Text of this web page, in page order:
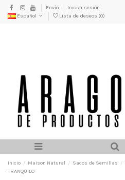
Envío
Iniciar sesión
Español
Lista de deseos (0)
Inicio Maison Natural Sacos de Semillas
TRANQUILO